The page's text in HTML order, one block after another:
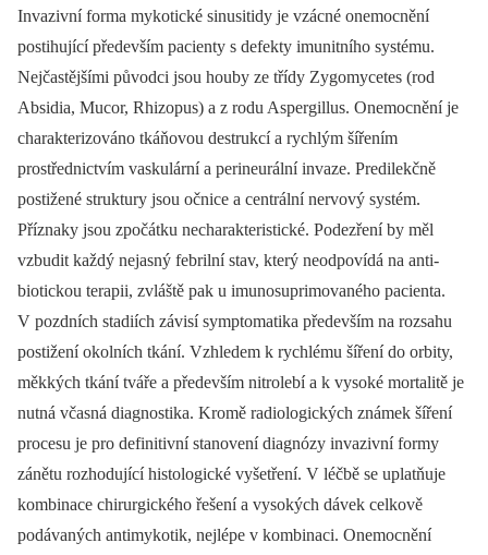
Invazivní forma mykotické sinusitidy je vzácné onemocnění
postihující především pacienty s defekty imunitního systému.
Nejčastějšími původci jsou houby ze třídy Zygomycetes (rod
Absidia, Mucor, Rhizopus) a z rodu Aspergillus. Onemocnění je
charakterizováno tkáňovou destrukcí a rychlým šířením
prostřednictvím vaskulární a perineurální invaze. Predilekčně
postižené struktury jsou očnice a centrální nervový systém.
Příznaky jsou zpočátku necharakteristické. Podezření by měl
vzbudit každý nejasný febrilní stav, který neodpovídá na anti­
biotickou terapii, zvláště pak u imunosuprimovaného pacienta.
V pozdních stadiích závisí symptomatika především na rozsahu
postižení okolních tkání. Vzhledem k rychlému šíření do orbity,
měkkých tkání tváře a především nitrolebí a k vysoké mortalitě je
nutná včasná dia­gnostika. Kromě radiologických známek šíření
procesu je pro definitivní stanovení diagnózy invazivní formy
zánětu rozhodující histologické vyšetření. V léčbě se uplatňuje
kombinace chirurgického řešení a vysokých dávek celkově
podávaných antimykotik, nejlépe v kombinaci. Onemocnění